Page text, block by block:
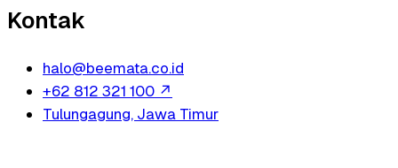
Kontak
halo@beemata.co.id
+62 812 321 100 ↗
Tulungagung, Jawa Timur